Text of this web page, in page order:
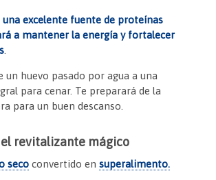
una excelente fuente de proteínas
a mantener la energía y fortalecer
un huevo pasado por agua a una
para cenar. Te preparará de la
para un buen descanso.
el revitalizante mágico
seco convertido ensuperalimento.